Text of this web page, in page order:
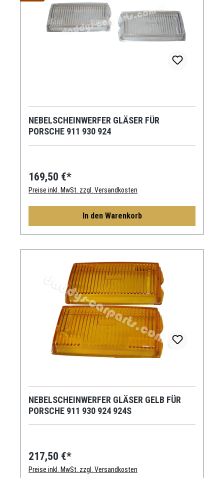
NEBELSCHEINWERFER GLÄSER FÜR
PORSCHE 911 930 924
169,50 €*
Preise inkl. MwSt. zzgl. Versandkosten
In den Warenkorb
NEBELSCHEINWERFER GLÄSER GELB FÜR
PORSCHE 911 930 924 924S
217,50 €*
Preise inkl. MwSt. zzgl. Versandkosten